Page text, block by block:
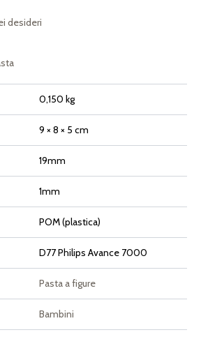
desideri
0,150 kg
9 × 8 × 5 cm
19mm
1mm
POM (plastica)
D77 Philips Avance 7000
Pasta a figure
Bambini